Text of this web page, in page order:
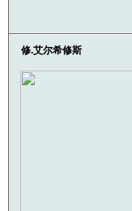
修.艾尔希修斯